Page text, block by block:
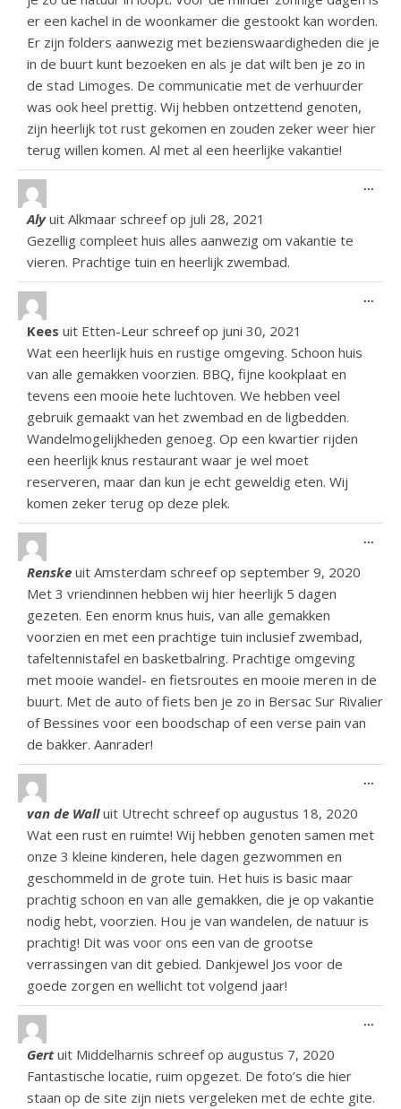
er een kachel in de woonkamer die gestookt kan worden.
Er zijn folders aanwezig met bezienswaardigheden die je
in de buurt kunt bezoeken en als je dat wilt ben je zo in
de stad Limoges. De communicatie met de verhuurder
was ook heel prettig. Wij hebben ontzettend genoten,
zijn heerlijk tot rust gekomen en zouden zeker weer hier
terug willen komen. Al met al een heerlijke vakantie!
Aly uit Alkmaar schreef op juli 28, 2021
Gezellig compleet huis alles aanwezig om vakantie te
vieren. Prachtige tuin en heerlijk zwembad.
...
Kees uit Etten-Leur schreef op juni 30, 2021
Wat een heerlijk huis en rustige omgeving. Schoon huis
van alle gemakken voorzien. BBQ, fijne kookplaat en
tevens een mooie hete luchtoven. We hebben veel
gebruik gemaakt van het zwembad en de ligbedden.
Wandelmogelijkheden genoeg. Op een kwartier rijden
een heerlijk knus restaurant waar je wel moet
reserveren, maar dan kun je echt geweldig eten. Wij
komen zeker terug op deze plek.
...
Renske uit Amsterdam schreef op september 9, 2020
Met 3 vriendinnen hebben wij hier heerlijk 5 dagen
gezeten. Een enorm knus huis, van alle gemakken
voorzien en met een prachtige tuin inclusief zwembad,
tafeltennistafel en basketbalring. Prachtige omgeving
met mooie wandel- en fietsroutes en mooie meren in de
buurt. Met de auto of fiets ben je zo in Bersac Sur Rivalier
of Bessines voor een boodschap of een verse pain van
de bakker. Aanrader!
...
van de Wall uit Utrecht schreef op augustus 18, 2020
Wat een rust en ruimte! Wij hebben genoten samen met
onze 3 kleine kinderen, hele dagen gezwommen en
geschommeld in de grote tuin. Het huis is basic maar
prachtig schoon en van alle gemakken, die je op vakantie
nodig hebt, voorzien. Hou je van wandelen, de natuur is
prachtig! Dit was voor ons een van de grootse
verrassingen van dit gebied. Dankjewel Jos voor de
goede zorgen en wellicht tot volgend jaar!
...
Gert uit Middelharnis schreef op augustus 7, 2020
Fantastische locatie, ruim opgezet. De foto’s die hier
staan op de site zijn niets vergeleken met de echte gite.
...